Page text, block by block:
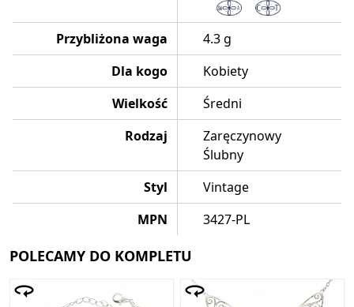
Przybliżona waga
4.3 g
Dla kogo
Kobiety
Wielkość
Średni
Rodzaj
Zaręczynowy
Ślubny
Styl
Vintage
MPN
3427-PL
POLECAMY DO KOMPLETU